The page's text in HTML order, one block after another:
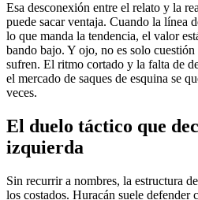
Esa desconexión entre el relato y la
puede sacar ventaja. Cuando la línea
lo que manda la tendencia, el valor
bando bajo. Y ojo, no es solo
sufren. El ritmo cortado y la falta de
el mercado de saques de esquina se
veces.
El duelo táctico que
izquierda
Sin recurrir a nombres, la estructura
los costados. Huracán suele defender